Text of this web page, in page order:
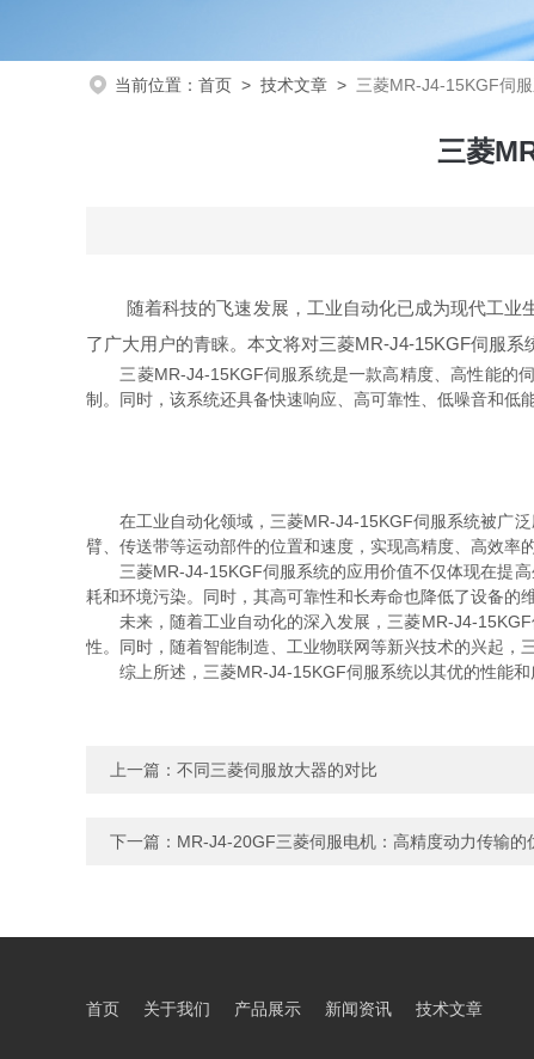
当前位置： 首页 > 技术文章 > 三菱MR-J4-15KGF伺
三菱
随着科技的飞速发展，工业自动化已成为现代工业生
了广大用户的青睐。本文将对三菱MR-J4-15KGF伺服系
三菱MR-J4-15KGF伺服系统是一款高精度、高性能的伺
制。同时，该系统还具备快速响应、高可靠性、低噪音和低
在工业自动化领域，三菱MR-J4-15KGF伺服系统被广泛
臂、传送带等运动部件的位置和速度，实现高精度、高效
三菱MR-J4-15KGF伺服系统的应用价值不仅体现在提高
耗和环境污染。同时，其高可靠性和长寿命也降低了设备的
未来，随着工业自动化的深入发展，三菱MR-J4-15KGF
性。同时，随着智能制造、工业物联网等新兴技术的兴起，
综上所述，三菱MR-J4-15KGF伺服系统以其优的性能和
上一篇： 不同三菱伺服放大器的对比
下一篇： MR-J4-20GF三菱伺服电机：高精度动力传输的
首页 关于我们 产品展示 新闻资讯 技术文章